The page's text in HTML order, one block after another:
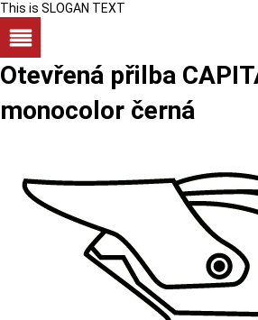
This is SLOGAN TEXT
Otevřená přilba
monocolor černá